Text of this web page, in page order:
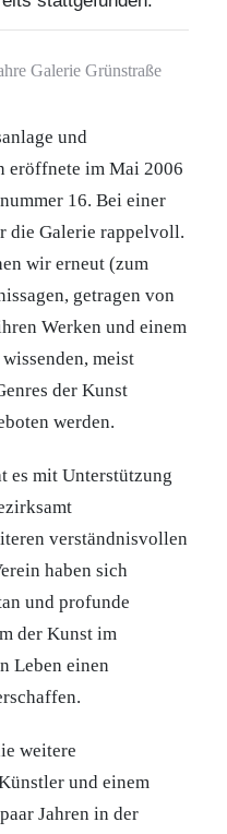
Galerie Grünstraße
und
eröffnete im Mai 2006
16. Bei einer
die Galerie rappelvoll.
wir erneut (zum
getragen von
Werken und einem
meist
der Kunst
werden.
es mit Unterstützung
verständnisvollen
haben sich
und profunde
der Kunst im
Leben einen
weitere
und einem
Jahren in der